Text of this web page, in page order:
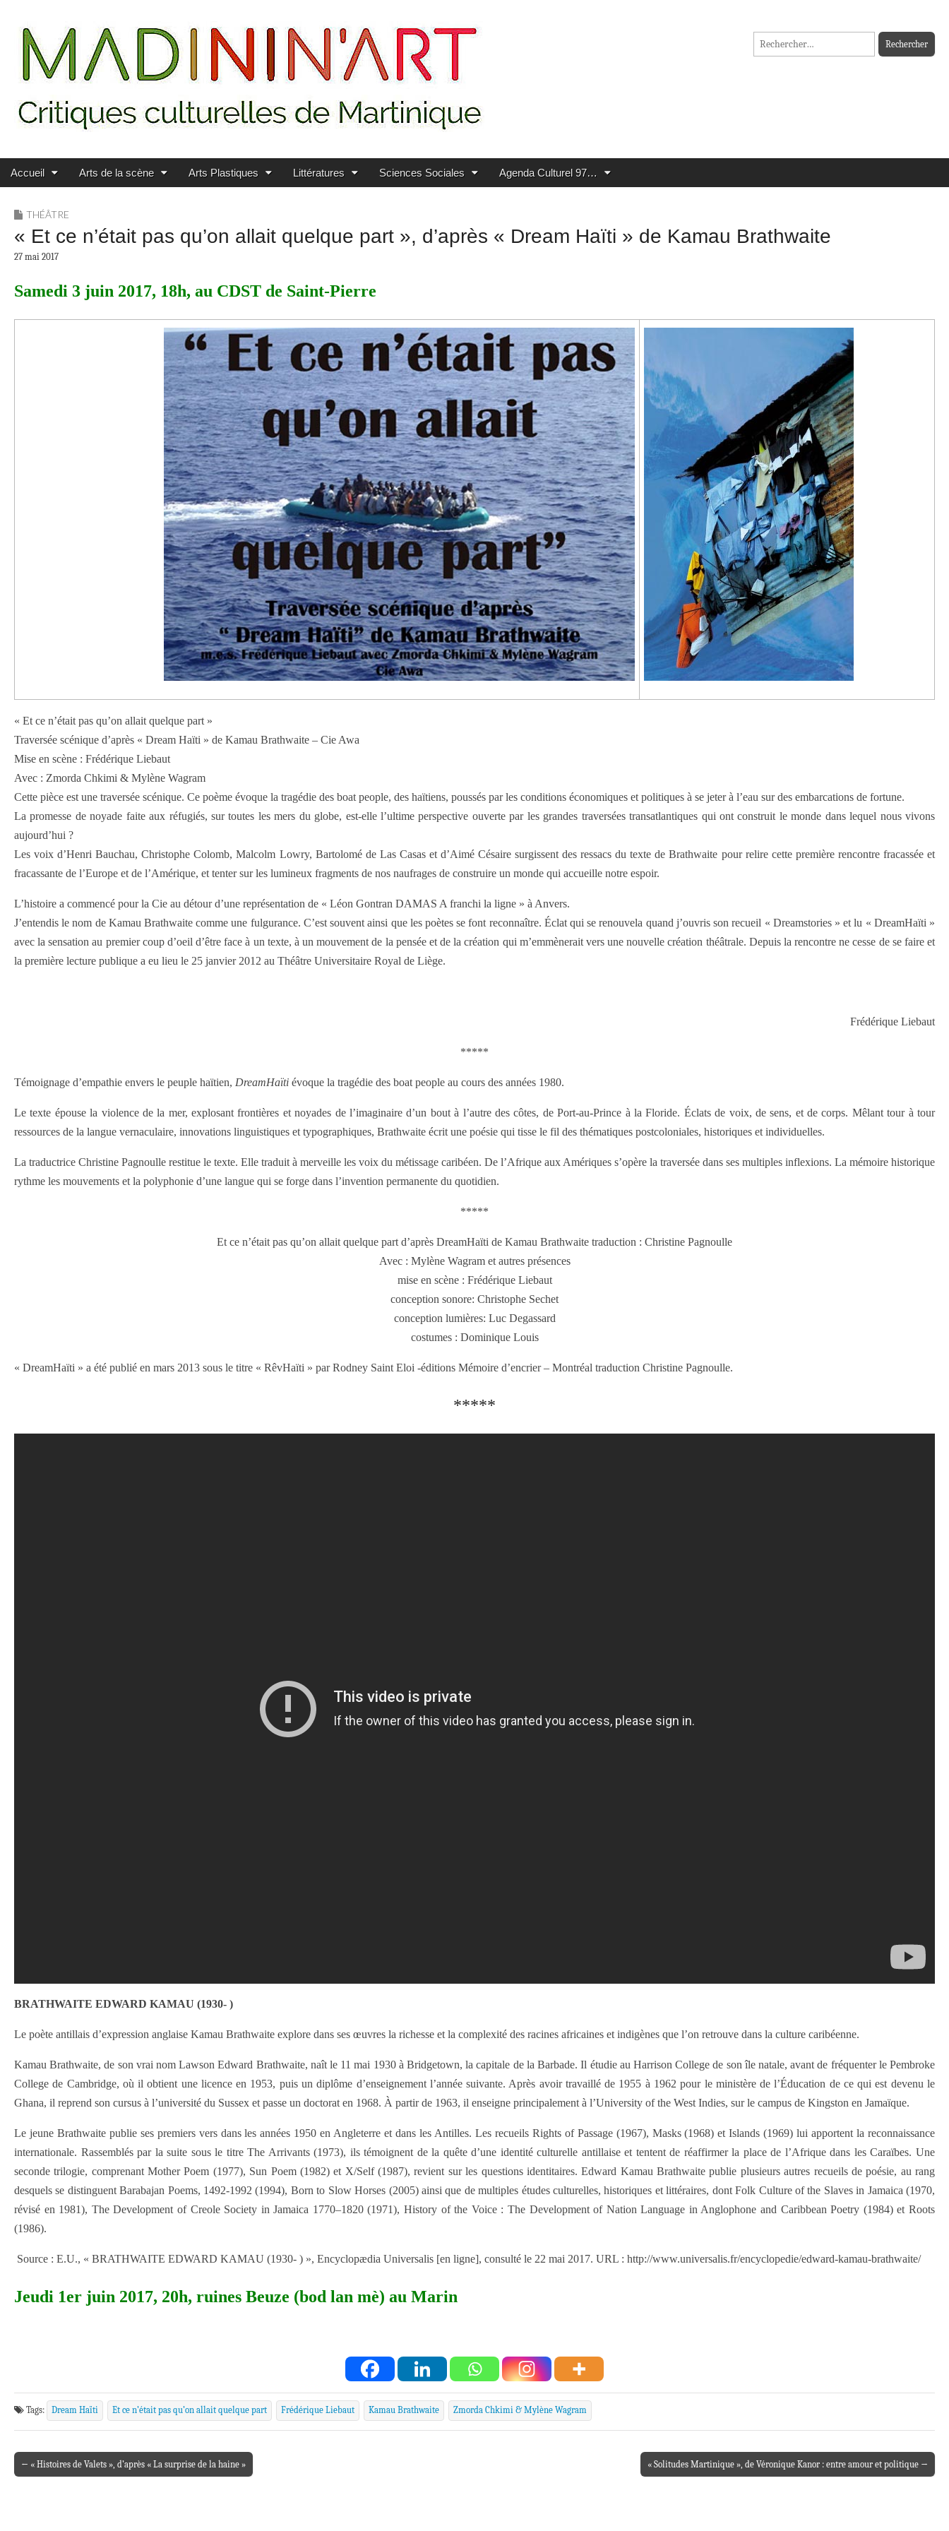
MADININ'ART
Rechercher :
Main menu
Skip to content
Accueil Arts de la scène Arts Plastiques Littératures Sciences Sociales Agenda Culturel 97…
THÉÂTRE
« Et ce n’était pas qu’on allait quelque part », d’après « Dream Haïti » de Kamau Brathwaite
27 mai 2017
Samedi 3 juin 2017, 18h, au CDST de Saint-Pierre
« Et ce n’était pas qu’on allait quelque part »
Traversée scénique d’après « Dream Haïti » de Kamau Brathwaite – Cie Awa
Mise en scène : Frédérique Liebaut
Avec : Zmorda Chkimi & Mylène Wagram
Cette pièce est une traversée scénique. Ce poème évoque la tragédie des boat people, des haïtiens, poussés par les conditions économiques et politiques à se jeter à l’eau sur des embarcations de fortune.
La promesse de noyade faite aux réfugiés, sur toutes les mers du globe, est-elle l’ultime perspective ouverte par les grandes traversées transatlantiques qui ont construit le monde dans lequel nous vivons
aujourd’hui ?
Les voix d’Henri Bauchau, Christophe Colomb, Malcolm Lowry, Bartolomé de Las Casas et d’Aimé Césaire surgissent des ressacs du texte de Brathwaite pour relire cette première rencontre fracassée et
fracassante de l’Europe et de l’Amérique, et tenter sur les lumineux fragments de nos naufrages de construire un monde qui accueille notre espoir.
L’histoire a commencé pour la Cie au détour d’une représentation de « Léon Gontran DAMAS A franchi la ligne » à Anvers.
J’entendis le nom de Kamau Brathwaite comme une fulgurance. C’est souvent ainsi que les poètes se font reconnaître. Éclat qui se renouvela quand j’ouvris son recueil « Dreamstories » et lu « DreamHaïti »
avec la sensation au premier coup d’oeil d’être face à un texte, à un mouvement de la pensée et de la création qui m’emmènerait vers une nouvelle création théâtrale. Depuis la rencontre ne cesse de se faire et
la première lecture publique a eu lieu le 25 janvier 2012 au Théâtre Universitaire Royal de Liège.
Frédérique Liebaut
*****
Témoignage d’empathie envers le peuple haïtien, DreamHaïti évoque la tragédie des boat people au cours des années 1980.
Le texte épouse la violence de la mer, explosant frontières et noyades de l’imaginaire d’un bout à l’autre des côtes, de Port-au-Prince à la Floride. Éclats de voix, de sens, et de corps. Mêlant tour à tour
ressources de la langue vernaculaire, innovations linguistiques et typographiques, Brathwaite écrit une poésie qui tisse le fil des thématiques postcoloniales, historiques et individuelles.
La traductrice Christine Pagnoulle restitue le texte. Elle traduit à merveille les voix du métissage caribéen. De l’Afrique aux Amériques s’opère la traversée dans ses multiples inflexions. La mémoire historique
rythme les mouvements et la polyphonie d’une langue qui se forge dans l’invention permanente du quotidien.
*****
Et ce n’était pas qu’on allait quelque part d’après DreamHaïti de Kamau Brathwaite traduction : Christine Pagnoulle
Avec : Mylène Wagram et autres présences
mise en scène : Frédérique Liebaut
conception sonore: Christophe Sechet
conception lumières: Luc Degassard
costumes : Dominique Louis
« DreamHaïti » a été publié en mars 2013 sous le titre « RêvHaïti » par Rodney Saint Eloi -éditions Mémoire d’encrier – Montréal traduction Christine Pagnoulle.
*****
BRATHWAITE EDWARD KAMAU (1930- )
Le poète antillais d’expression anglaise Kamau Brathwaite explore dans ses œuvres la richesse et la complexité des racines africaines et indigènes que l’on retrouve dans la culture caribéenne.
Kamau Brathwaite, de son vrai nom Lawson Edward Brathwaite, naît le 11 mai 1930 à Bridgetown, la capitale de la Barbade. Il étudie au Harrison College de son île natale, avant de fréquenter le Pembroke
College de Cambridge, où il obtient une licence en 1953, puis un diplôme d’enseignement l’année suivante. Après avoir travaillé de 1955 à 1962 pour le ministère de l’Éducation de ce qui est devenu le
Ghana, il reprend son cursus à l’université du Sussex et passe un doctorat en 1968. À partir de 1963, il enseigne principalement à l’University of the West Indies, sur le campus de Kingston en Jamaïque.
Le jeune Brathwaite publie ses premiers vers dans les années 1950 en Angleterre et dans les Antilles. Les recueils Rights of Passage (1967), Masks (1968) et Islands (1969) lui apportent la reconnaissance
internationale. Rassemblés par la suite sous le titre The Arrivants (1973), ils témoignent de la quête d’une identité culturelle antillaise et tentent de réaffirmer la place de l’Afrique dans les Caraïbes. Une
seconde trilogie, comprenant Mother Poem (1977), Sun Poem (1982) et X/Self (1987), revient sur les questions identitaires. Edward Kamau Brathwaite publie plusieurs autres recueils de poésie, au rang
desquels se distinguent Barabajan Poems, 1492-1992 (1994), Born to Slow Horses (2005) ainsi que de multiples études culturelles, historiques et littéraires, dont Folk Culture of the Slaves in Jamaica (1970,
révisé en 1981), The Development of Creole Society in Jamaica 1770–1820 (1971), History of the Voice : The Development of Nation Language in Anglophone and Caribbean Poetry (1984) et Roots
(1986).
Source : E.U., « BRATHWAITE EDWARD KAMAU (1930- ) », Encyclopædia Universalis [en ligne], consulté le 22 mai 2017. URL : http://www.universalis.fr/encyclopedie/edward-kamau-brathwaite/
Jeudi 1er juin 2017, 20h, ruines Beuze (bod lan mè) au Marin
Tags: Dream Haïti Et ce n’était pas qu’on allait quelque part Frédérique Liebaut Kamau Brathwaite Zmorda Chkimi & Mylène Wagram
Post navigation
← « Histoires de Valets », d’après « La surprise de la haine » « Solitudes Martinique », de Véronique Kanor : entre amour et politique →